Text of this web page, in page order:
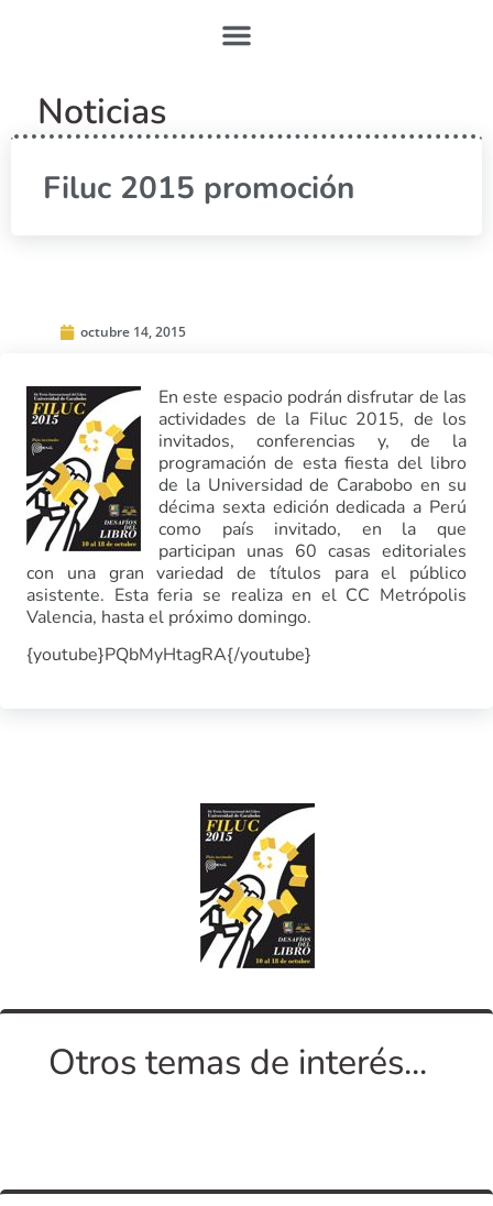
Noticias
Filuc 2015 promoción
octubre 14, 2015
En este espacio podrán disfrutar de las
actividades de la Filuc 2015, de los
invitados, conferencias y, de la
programación de esta fiesta del libro
de la Universidad de Carabobo en su
décima sexta edición dedicada a Perú
como país invitado, en la que
participan unas 60 casas editoriales
con una gran variedad de títulos para el público
asistente. Esta feria se realiza en el CC Metrópolis
Valencia, hasta el próximo domingo.
{youtube}PQbMyHtagRA{/youtube}
Otros temas de interés...